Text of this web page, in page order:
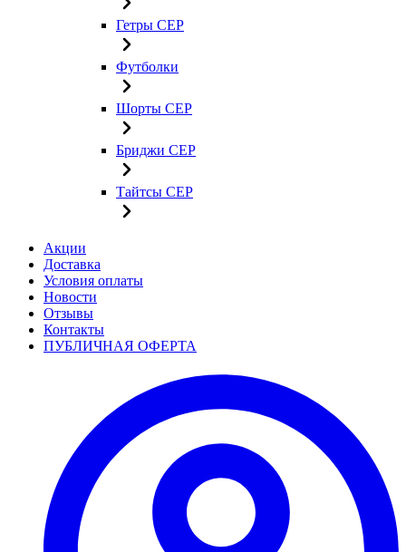
Гетры CEP
Футболки
Шорты CEP
Бриджи CEP
Тайтсы CEP
Акции
Доставка
Условия оплаты
Новости
Отзывы
Контакты
ПУБЛИЧНАЯ ОФЕРТА